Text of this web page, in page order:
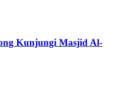
Kunjungi Masjid Al-